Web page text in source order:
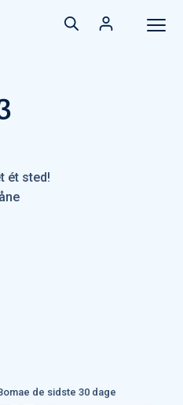
ét sted!
de sidste 30 dage